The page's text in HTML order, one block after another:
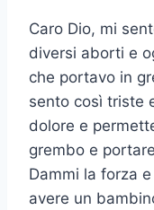
Caro Dio, mi
diversi aborti e
che portavo in
sento così triste
dolore e
grembo e
Dammi la forza
avere un